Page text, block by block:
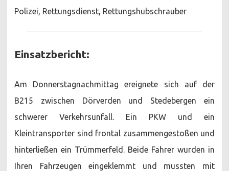
Polizei, Rettungsdienst, Rettungshubschrauber
Einsatzbericht:
Am Donnerstagnachmittag ereignete sich auf der
B215 zwischen Dörverden und Stedebergen ein
schwerer Verkehrsunfall. Ein PKW und ein
Kleintransporter sind frontal zusammengestoßen und
hinterließen ein Trümmerfeld. Beide Fahrer wurden in
Ihren Fahrzeugen eingeklemmt und mussten mit